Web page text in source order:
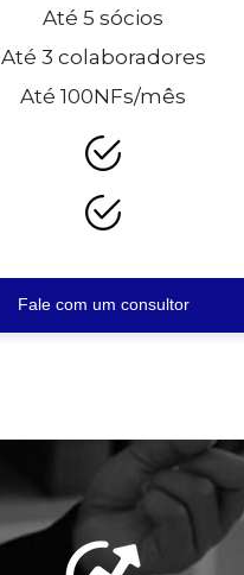
Até 5 sócios
Até 3 colaboradores
Até 100NFs/mês
Fale com um consultor